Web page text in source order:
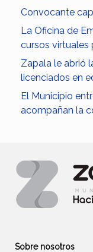
Convocante
La Oficina de
cursos virtuales
Zapala le abrió
licenciados en
El Municipio
acompañan la
Sobre nosotros